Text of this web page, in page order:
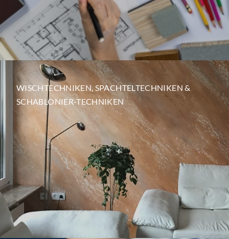
WISCHTECHNIKEN, SPACHTELTECHNIKEN &
SCHABLONIER-TECHNIKEN